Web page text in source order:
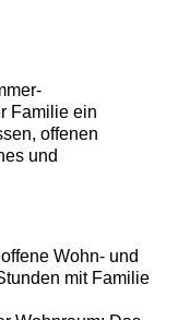
Familie ein
offenen
und
Wohn- und
mit Familie